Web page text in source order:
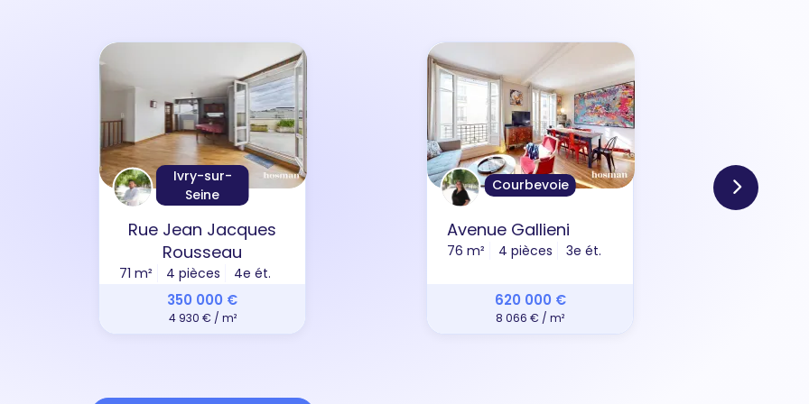
Ivry-sur-
Seine
Rue Jean Jacques
Rousseau
71 m² 4 pièces 4e ét.
350 000 €
4 930 € / m²
Courbevoie
Avenue Gallieni
76 m² 4 pièces 3e ét.
620 000 €
8 066 € / m²